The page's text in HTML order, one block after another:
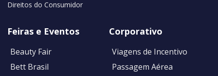
Direitos do Consumidor
Feiras e Eventos
Beauty Fair
Bett Brasil
Corporativo
Viagens de Incentivo
Passagem Aérea